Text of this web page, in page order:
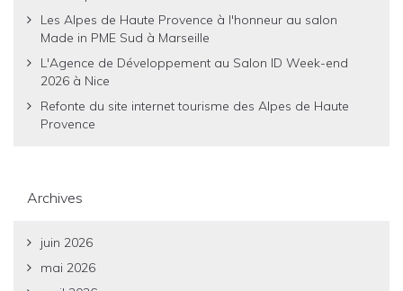
Les Alpes de Haute Provence à l'honneur au salon
Made in PME Sud à Marseille
L'Agence de Développement au Salon ID Week-end
2026 à Nice
Refonte du site internet tourisme des Alpes de Haute
Provence
Archives
juin 2026
mai 2026